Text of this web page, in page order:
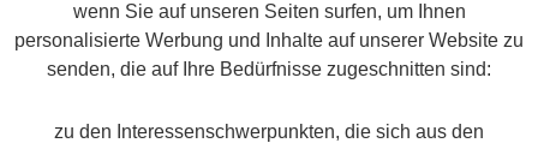
wenn Sie auf unseren Seiten surfen, um Ihnen
personalisierte Werbung und Inhalte auf unserer Website zu
senden, die auf Ihre Bedürfnisse zugeschnitten sind:
zu den Interessenschwerpunkten, die sich aus den